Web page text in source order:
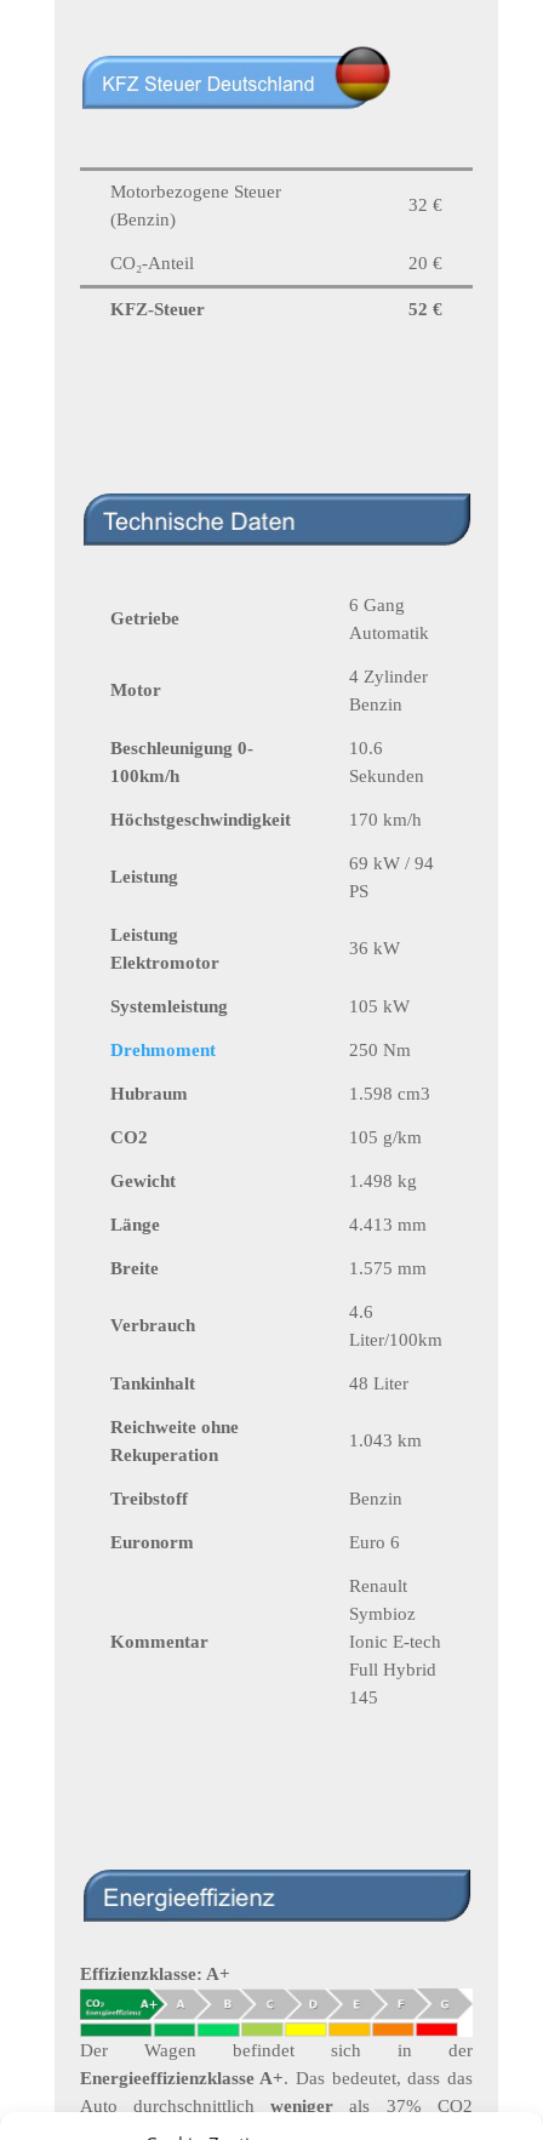
Motorbezogene Steuer
(Benzin)
32 €
CO₂-Anteil 20 €
KFZ-Steuer 52 €
Getriebe
6 Gang
Automatik
Motor
4 Zylinder
Benzin
Beschleunigung 0-
100km/h
10.6
Sekunden
Höchstgeschwindigkeit 170 km/h
Leistung
69 kW / 94
PS
Leistung
Elektromotor
36 kW
Systemleistung 105 kW
Drehmoment 250 Nm
Hubraum 1.598 cm3
CO2 105 g/km
Gewicht 1.498 kg
Länge 4.413 mm
Breite 1.575 mm
Verbrauch
4.6
Liter/100km
Tankinhalt 48 Liter
Reichweite ohne
Rekuperation
1.043 km
Treibstoff Benzin
Euronorm Euro 6
Kommentar
Renault
Symbioz
Ionic E-tech
Full Hybrid
145
Effizienzklasse: A+
Der Wagen befindet sich in der
Energieeffizienzklasse A+. Das bedeutet, dass das
Auto durchschnittlichweniger als 37% CO2
ausstößt als ein vergleichbarer Wagen mit 1498kg .